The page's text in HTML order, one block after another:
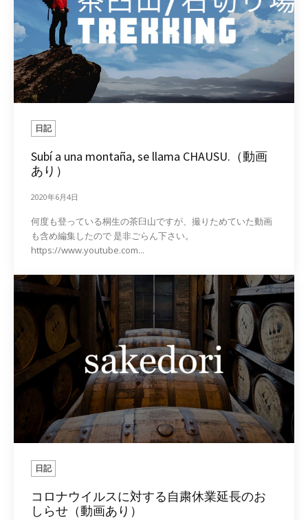
日記
Subí a una montaña, se llama CHAUSU.（動画
あり）
2020年6月4日
何度も登っている桐生の茶臼山ですが、撮りためていた動画
も含め編集したので 是非ごらん下さい。
https://www.youtube.com...
日記
コロナウイルスに対する自粛休業延長のお
しらせ（動画あり）